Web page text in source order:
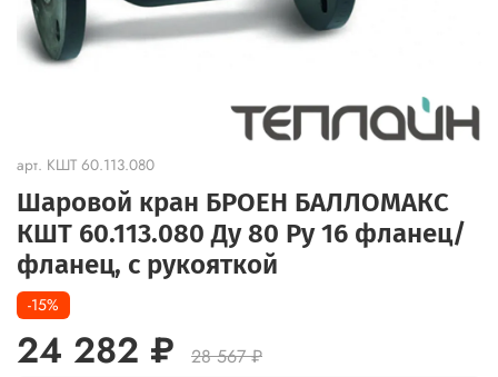
арт. КШТ 60.113.080
Шаровой кран БРОЕН БАЛЛОМАКС
КШТ 60.113.080 Ду 80 Ру 16 фланец/
фланец, с рукояткой
-15%
24 282 ₽
28 567 ₽